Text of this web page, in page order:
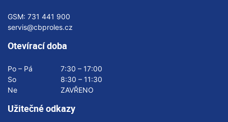
GSM: 731 441 900
servis@cbproles.cz
Otevírací doba
Po – Pá
7:30 – 17:00
So
8:30 – 11:30
Ne
ZAVŘENO
Užitečné odkazy